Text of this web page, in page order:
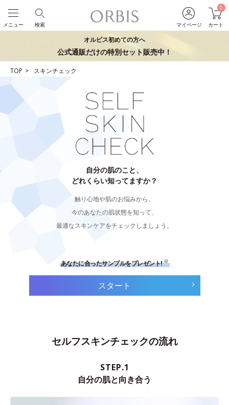
マイページ
0
カート
検索
メニュー
オルビス初めての方へ
公式通販だけの特別セット販売中！
TOP スキンチェック
自分の肌のこと、
どれくらい知ってますか？
触り心地や肌のお悩みから、
今のあなたの肌状態を知って、
最適なスキンケアをチェックしましょう。
あなたに合ったサンプルをプレゼント! ※
スタート
セルフスキンチェックの流れ
STEP.1
自分の肌と向き合う